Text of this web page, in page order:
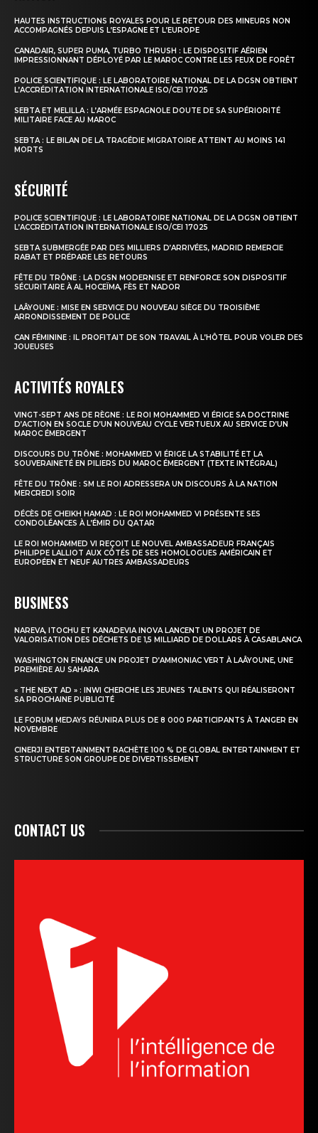
HAUTES INSTRUCTIONS ROYALES POUR LE RETOUR DES MINEURS NON
ACCOMPAGNÉS DEPUIS L’ESPAGNE ET L’EUROPE
CANADAIR, SUPER PUMA, TURBO THRUSH : LE DISPOSITIF AÉRIEN
IMPRESSIONNANT DÉPLOYÉ PAR LE MAROC CONTRE LES FEUX DE FORÊT
POLICE SCIENTIFIQUE : LE LABORATOIRE NATIONAL DE LA DGSN OBTIENT
L’ACCRÉDITATION INTERNATIONALE ISO/CEI 17025
SEBTA ET MELILLA : L’ARMÉE ESPAGNOLE DOUTE DE SA SUPÉRIORITÉ
MILITAIRE FACE AU MAROC
SEBTA : LE BILAN DE LA TRAGÉDIE MIGRATOIRE ATTEINT AU MOINS 141
MORTS
SÉCURITÉ
POLICE SCIENTIFIQUE : LE LABORATOIRE NATIONAL DE LA DGSN OBTIENT
L’ACCRÉDITATION INTERNATIONALE ISO/CEI 17025
SEBTA SUBMERGÉE PAR DES MILLIERS D’ARRIVÉES, MADRID REMERCIE
RABAT ET PRÉPARE LES RETOURS
FÊTE DU TRÔNE : LA DGSN MODERNISE ET RENFORCE SON DISPOSITIF
SÉCURITAIRE À AL HOCEÏMA, FÈS ET NADOR
LAÂYOUNE : MISE EN SERVICE DU NOUVEAU SIÈGE DU TROISIÈME
ARRONDISSEMENT DE POLICE
CAN FÉMININE : IL PROFITAIT DE SON TRAVAIL À L’HÔTEL POUR VOLER DES
JOUEUSES
ACTIVITÉS ROYALES
VINGT-SEPT ANS DE RÈGNE : LE ROI MOHAMMED VI ÉRIGE SA DOCTRINE
D’ACTION EN SOCLE D’UN NOUVEAU CYCLE VERTUEUX AU SERVICE D’UN
MAROC ÉMERGENT
DISCOURS DU TRÔNE : MOHAMMED VI ÉRIGE LA STABILITÉ ET LA
SOUVERAINETÉ EN PILIERS DU MAROC ÉMERGENT (TEXTE INTÉGRAL)
FÊTE DU TRÔNE : SM LE ROI ADRESSERA UN DISCOURS À LA NATION
MERCREDI SOIR
DÉCÈS DE CHEIKH HAMAD : LE ROI MOHAMMED VI PRÉSENTE SES
CONDOLÉANCES À L’ÉMIR DU QATAR
LE ROI MOHAMMED VI REÇOIT LE NOUVEL AMBASSADEUR FRANÇAIS
PHILIPPE LALLIOT AUX CÔTÉS DE SES HOMOLOGUES AMÉRICAIN ET
EUROPÉEN ET NEUF AUTRES AMBASSADEURS
BUSINESS
NAREVA, ITOCHU ET KANADEVIA INOVA LANCENT UN PROJET DE
VALORISATION DES DÉCHETS DE 1,5 MILLIARD DE DOLLARS À CASABLANCA
WASHINGTON FINANCE UN PROJET D’AMMONIAC VERT À LAÂYOUNE, UNE
PREMIÈRE AU SAHARA
« THE NEXT AD » : INWI CHERCHE LES JEUNES TALENTS QUI RÉALISERONT
SA PROCHAINE PUBLICITÉ
LE FORUM MEDAYS RÉUNIRA PLUS DE 8 000 PARTICIPANTS À TANGER EN
NOVEMBRE
CINERJI ENTERTAINMENT RACHÈTE 100 % DE GLOBAL ENTERTAINMENT ET
STRUCTURE SON GROUPE DE DIVERTISSEMENT
CONTACT US